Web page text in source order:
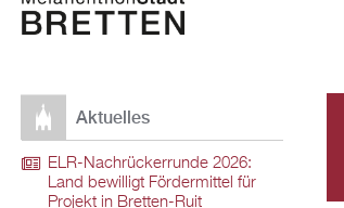
Aktuelles
ELR-Nachrückerrunde 2026:
Land bewilligt Fördermittel für
Projekt in Bretten-Ruit